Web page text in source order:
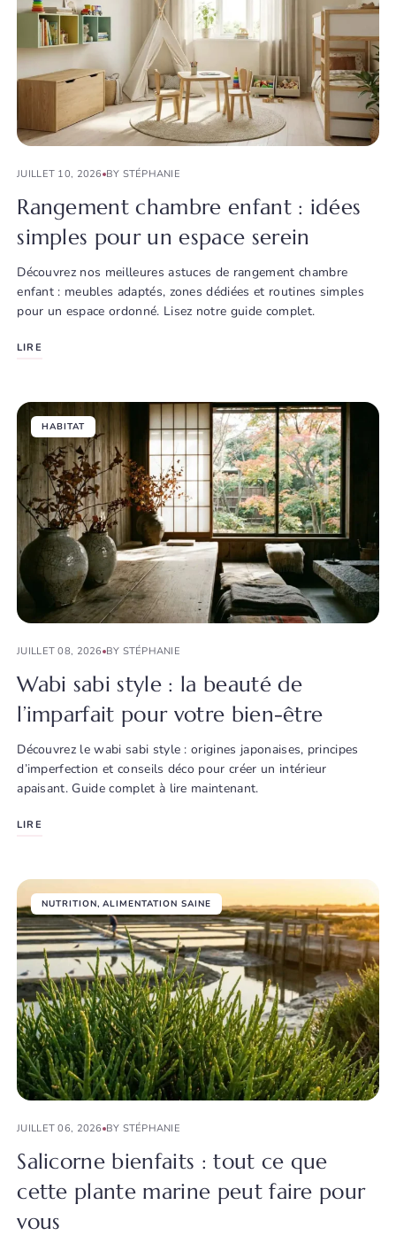
JUILLET 10, 2026 BY STÉPHANIE
Rangement chambre enfant : idées
simples pour un espace serein
Découvrez nos meilleures astuces de rangement chambre
enfant : meubles adaptés, zones dédiées et routines simples
pour un espace ordonné. Lisez notre guide complet.
LIRE
HABITAT
JUILLET 08, 2026 BY STÉPHANIE
Wabi sabi style : la beauté de
l’imparfait pour votre bien-être
Découvrez le wabi sabi style : origines japonaises, principes
d’imperfection et conseils déco pour créer un intérieur
apaisant. Guide complet à lire maintenant.
LIRE
NUTRITION,ALIMENTATION SAINE
JUILLET 06, 2026 BY STÉPHANIE
Salicorne bienfaits : tout ce que
cette plante marine peut faire pour
vous